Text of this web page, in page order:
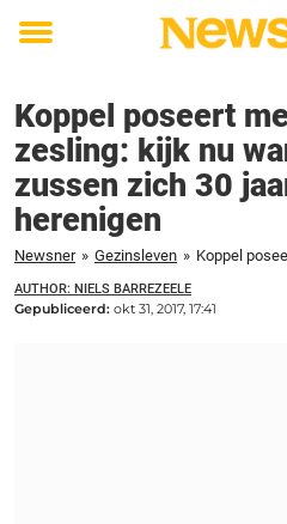
Toggle
Koppel poseert
zesling: kijk nu
zussen zich 30
herenigen
Newsner » Gezinsleven »
AUTHOR: NIELS BARREZEELE
Gepubliceerd: okt 31, 2017, 17:41